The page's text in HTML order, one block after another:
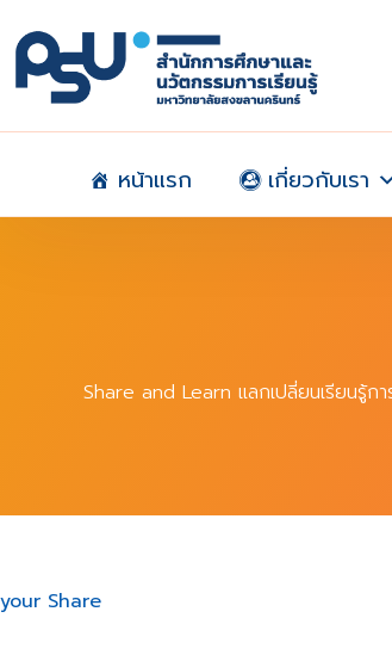
to
content
หน้าแรก เกี่ยวกับเรา
Share and Learn แลกเปลี่ยนเรียนรู้ก
your Share